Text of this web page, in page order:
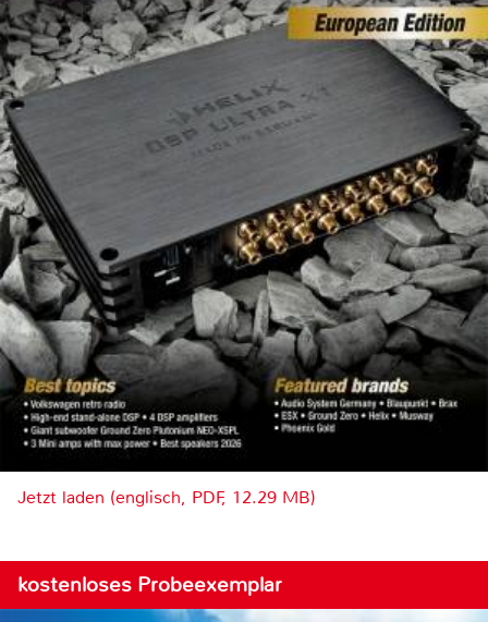
Jetzt laden (englisch, PDF, 12.29 MB)
kostenloses Probeexemplar